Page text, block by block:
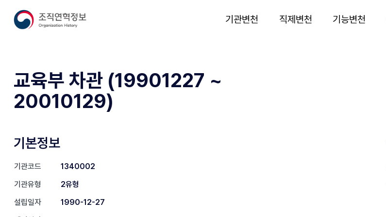
기관변천 직제변천 기능변천
교육부 차관 (19901227 ~
20010129)
기본정보
기관코드
1340002
기관유형
2유형
설립일자
1990-12-27